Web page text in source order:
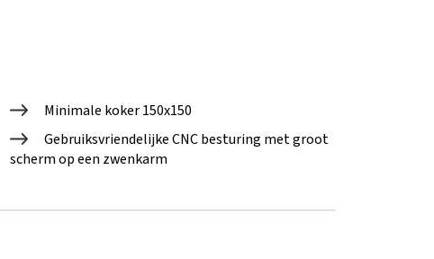
Minimale koker 150x150
Gebruiksvriendelijke CNC besturing met groot
scherm op een zwenkarm